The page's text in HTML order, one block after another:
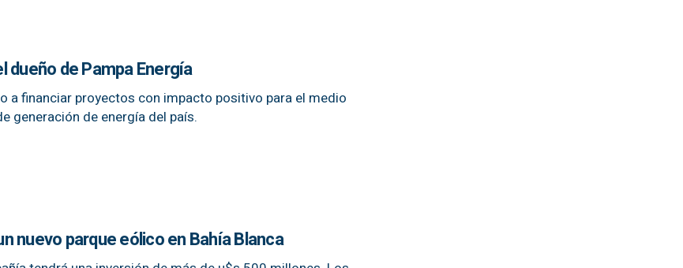
dueño de Pampa Energía
a financiar proyectos con impacto positivo para el medio
generación de energía del país.
nuevo parque eólico en Bahía Blanca